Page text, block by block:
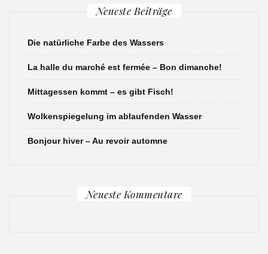
Neueste Beiträge
Die natürliche Farbe des Wassers
La halle du marché est fermée – Bon dimanche!
Mittagessen kommt – es gibt Fisch!
Wolkenspiegelung im ablaufenden Wasser
Bonjour hiver – Au revoir automne
Neueste Kommentare